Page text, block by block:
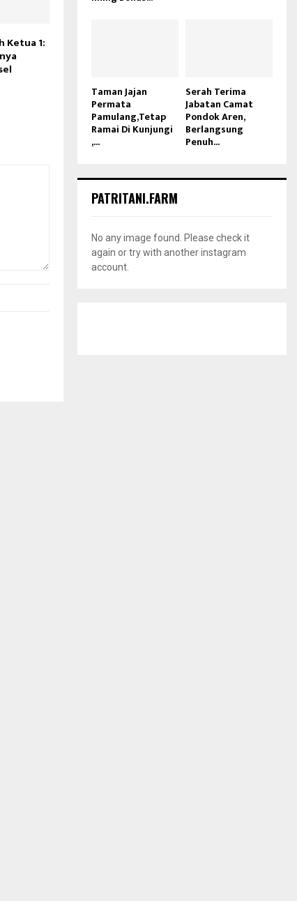
Ketua 1:
Taman Jajan
Permata
Pamulang,Tetap
Ramai Di Kunjungi
,...
Serah Terima
Jabatan Camat
Pondok Aren,
Berlangsung
Penuh...
PATRITANI.FARM
No any image found. Please check it
again or try with another instagram
account.